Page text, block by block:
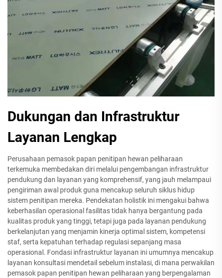
Dukungan dan Infrastruktur
Layanan Lengkap
Perusahaan pemasok papan penitipan hewan peliharaan
terkemuka membedakan diri melalui pengembangan infrastruktur
pendukung dan layanan yang komprehensif, yang jauh melampaui
pengiriman awal produk guna mencakup seluruh siklus hidup
sistem penitipan mereka. Pendekatan holistik ini mengakui bahwa
keberhasilan operasional fasilitas tidak hanya bergantung pada
kualitas produk yang tinggi, tetapi juga pada layanan pendukung
berkelanjutan yang menjamin kinerja optimal sistem, kompetensi
staf, serta kepatuhan terhadap regulasi sepanjang masa
operasional. Fondasi infrastruktur layanan ini umumnya mencakup
layanan konsultasi mendetail sebelum instalasi, di mana perwakilan
pemasok papan penitipan hewan peliharaan yang berpengalaman